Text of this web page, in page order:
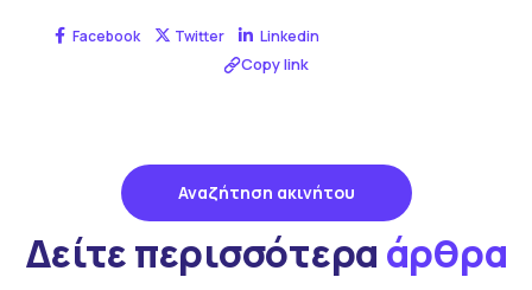
Facebook Twitter Linkedin
Copy link
Αναζήτηση ακινήτου
Δείτε περισσότερα άρθρα